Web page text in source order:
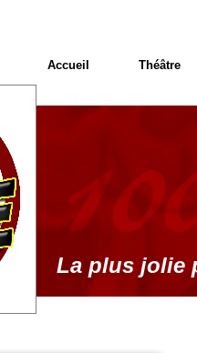
La plus jolie
Accueil Théâtre